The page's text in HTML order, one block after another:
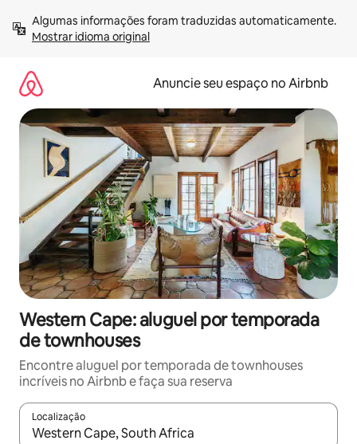
para
Mostrar idioma original
Anuncie seu espaço no Airbnb
Western Cape: aluguel por temporada
de townhouses
Encontre aluguel por temporada de townhouses
incríveis no Airbnb e faça sua reserva
Localização
Quando os resultados estiverem disponíveis, explore-os